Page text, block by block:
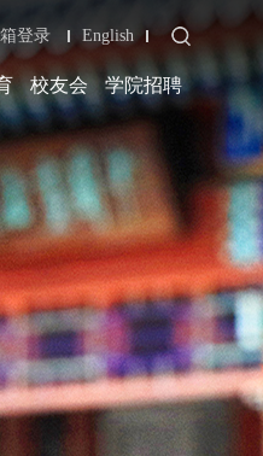
登录 English
校友会 学院招聘